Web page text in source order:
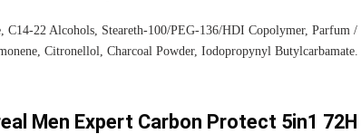
22 Alcohols, Steareth-100/PEG-136/HDI Copolymer, Parfum
Citronellol, Charcoal Powder, Iodopropynyl Butylcarbamate.
Men Expert Carbon Protect 5in1